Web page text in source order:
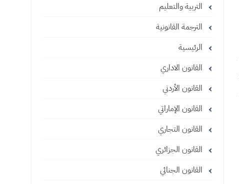
التربية والتعليم
الترجمة القانونية
الرئيسية
القانون الاداري
القانون الأردني
القانون الإماراتي
القانون التجاري
القانون الجزائري
القانون الجنائي